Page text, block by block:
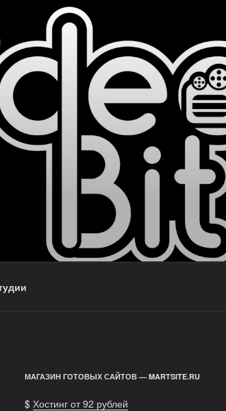
МАГАЗИН ГОТОВЫХ САЙТОВ — MARTSITE.RU
$ Хостинг от 92 рублей